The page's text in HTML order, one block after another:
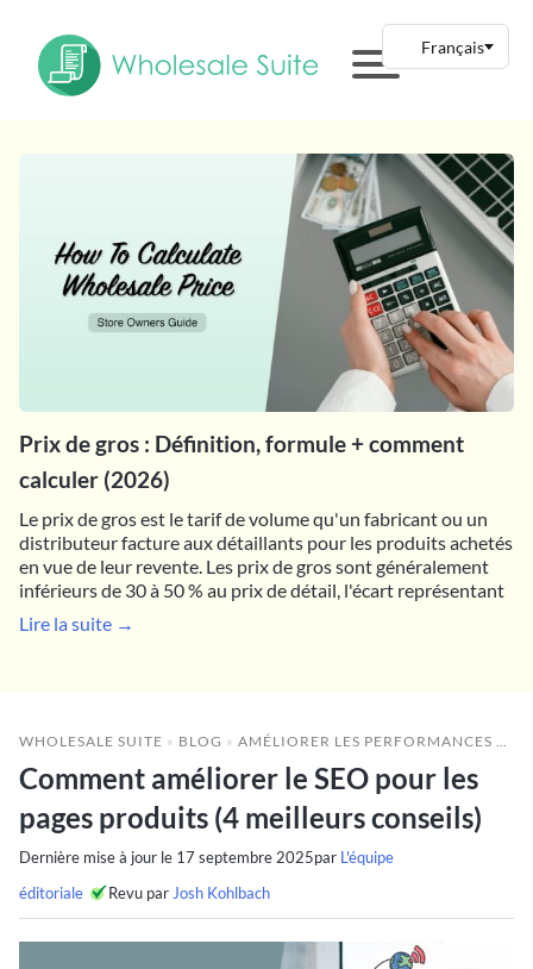
Prix de gros : Définition, formule + comment
calculer (2026)
Le prix de gros est le tarif de volume qu'un fabricant ou un
distributeur facture aux détaillants pour les produits achetés
en vue de leur revente. Les prix de gros sont généralement
inférieurs de 30 à 50 % au prix de détail, l'écart représentant
Lire la suite →
WHOLESALE SUITE » BLOG » AMÉLIORER LES PERFORMANCES DE GROS
Comment améliorer le SEO pour les
pages produits (4 meilleurs conseils)
Dernière mise à jour le 17 septembre 2025par L'équipe
éditoriale
Revu par Josh Kohlbach